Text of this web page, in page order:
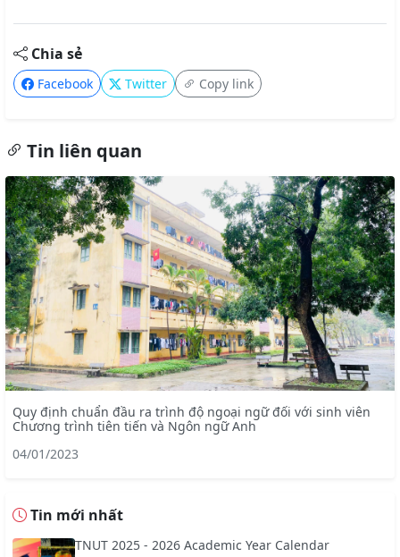
Chia sẻ
Facebook Twitter Copy link
Tin liên quan
Quy định chuẩn đầu ra trình độ ngoại ngữ đối với sinh viên
Chương trình tiên tiến và Ngôn ngữ Anh
04/01/2023
Tin mới nhất
TNUT 2025 - 2026 Academic Year Calendar